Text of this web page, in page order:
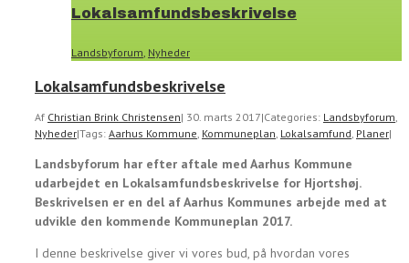
Lokalsamfundsbeskrivelse
Landsbyforum Nyheder
Lokalsamfundsbeskrivelse
Af Christian Brink Christensen| 30. marts 2017|Categories: Landsbyforum,
Nyheder|Tags: Aarhus Kommune, Kommuneplan, Lokalsamfund, Planer|
Landsbyforum har efter aftale med Aarhus Kommune
udarbejdet en Lokalsamfundsbeskrivelse for Hjortshøj.
Beskrivelsen er en del af Aarhus Kommunes arbejde med at
udvikle den kommende Kommuneplan 2017.
I denne beskrivelse giver vi vores bud, på hvordan vores